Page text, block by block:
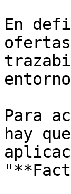
En
Para
hay